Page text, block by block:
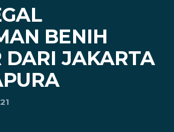
BENIH
DARI JAKARTA